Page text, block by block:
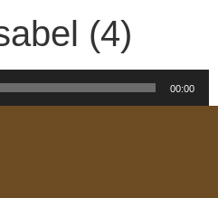
(4)
00:00